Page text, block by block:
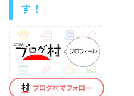
す！